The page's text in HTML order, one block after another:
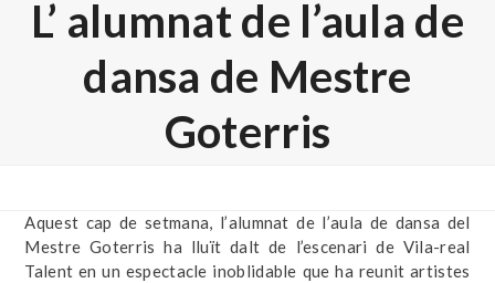
menu
menu
L’ alumnat de l’aula de
dansa de Mestre
Goterris
Aquest cap de setmana, l’alumnat de l’aula de dansa del
Mestre Goterris ha lluït dalt de l’escenari de Vila-real
Talent en un espectacle inoblidable que ha reunit artistes